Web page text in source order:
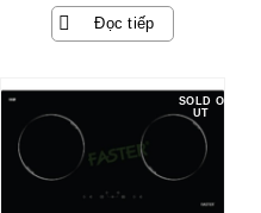
gốc hiện
tại
Đọc tiếp
SOLD O
UT